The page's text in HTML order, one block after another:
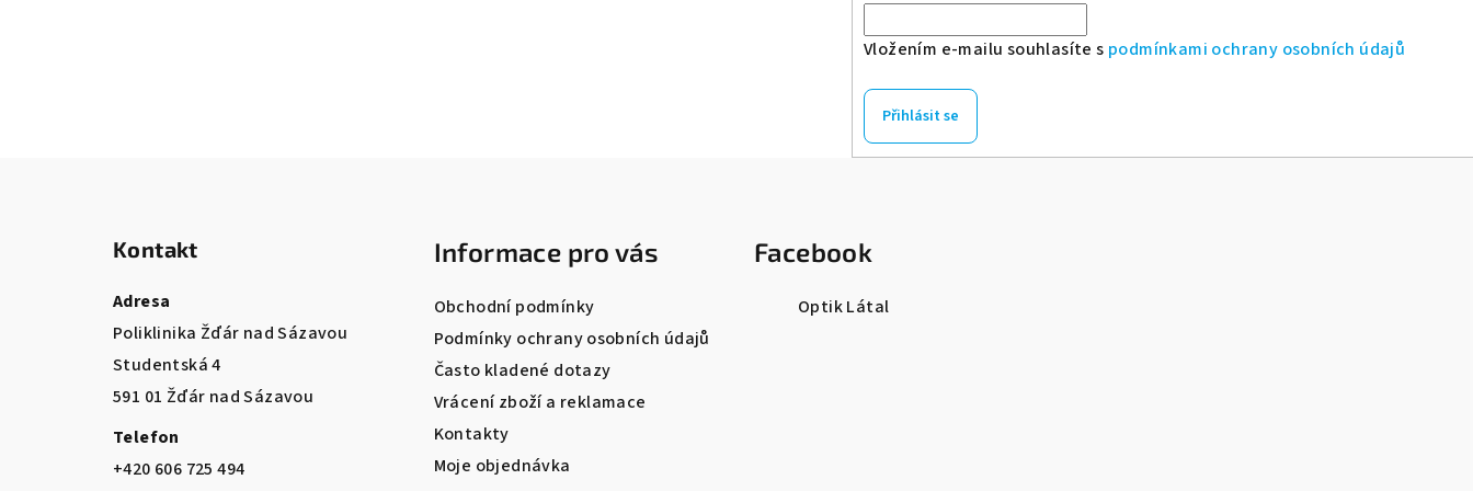
v
k
y
v
Vložením e-mailu souhlasíte s podmínkami ochrany osobních údajů
Přihlásit se
Kontakt
Adresa
Poliklinika Žďár nad Sázavou
Studentská 4
591 01 Žďár nad Sázavou
Telefon
+420 606 725 494
Informace pro vás
Obchodní podmínky
Podmínky ochrany osobních údajů
Často kladené dotazy
Vrácení zboží a reklamace
Kontakty
Moje objednávka
Facebook
Optik Látal